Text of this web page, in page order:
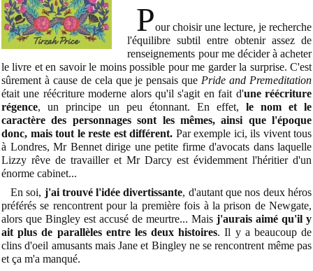
Pour choisir une lecture, je recherche
l'équilibre subtil entre obtenir assez de
renseignements pour me décider à acheter
le livre et en savoir le moins possible pour me garder la surprise. C'est
sûrement à cause de cela que je pensais que Pride and Premeditation
était une réécriture moderne alors qu'il s'agit en fait d'une réécriture
régence, un principe un peu étonnant. En effet, le nom et le
caractère des personnages sont les mêmes, ainsi que l'époque
donc, mais tout le reste est différent. Par exemple ici, ils vivent tous
à Londres, Mr Bennet dirige une petite firme d'avocats dans laquelle
Lizzy rêve de travailler et Mr Darcy est évidemment l'héritier d'un
énorme cabinet...
En soi, j'ai trouvé l'idée divertissante, d'autant que nos deux héros
préférés se rencontrent pour la première fois à la prison de Newgate,
alors que Bingley est accusé de meurtre... Mais j'aurais aimé qu'il y
ait plus de parallèles entre les deux histoires. Il y a beaucoup de
clins d'oeil amusants mais Jane et Bingley ne se rencontrent même pas
et ça m'a manqué.